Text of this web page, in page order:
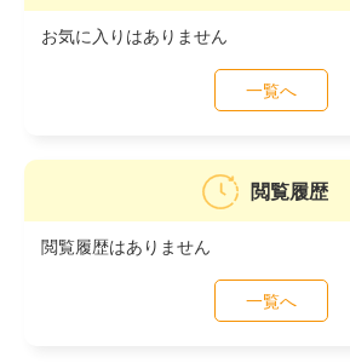
お気に入りはありません
一覧へ
閲覧履歴
閲覧履歴はありません
一覧へ